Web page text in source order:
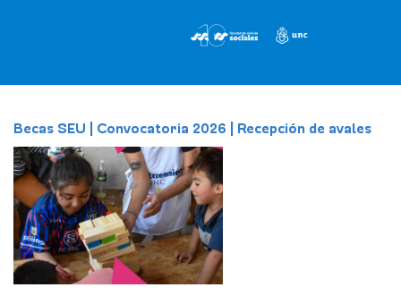
Becas SEU | Convocatoria 2026 | Recepción de avales